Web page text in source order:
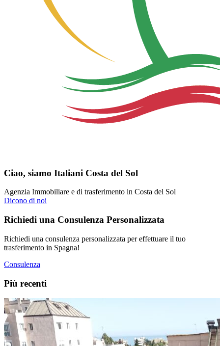
Ciao, siamo Italiani Costa del Sol
Agenzia Immobiliare e di trasferimento in Costa del Sol
Dicono di noi
Richiedi una Consulenza Personalizzata
Richiedi una consulenza personalizzata per effettuare il tuo
trasferimento in Spagna!
Consulenza
Più recenti